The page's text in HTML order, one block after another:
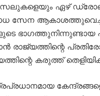
ഏഴ്
സേന
രാജ്യത്തിന്റെ
കരുത്ത്